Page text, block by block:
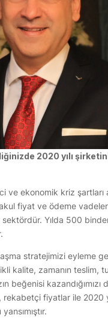
2020 yılı
ekonomik kriz şartları
fiyat ve ödeme
Yılda 500
stratejimizi eyleme
kalite, zamanın teslim,
beğenisi
fiyatlar ile 2020